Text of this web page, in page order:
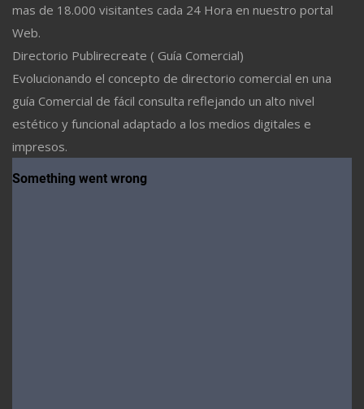
mas de 18.000 visitantes cada 24 Hora en nuestro portal
Web.
Directorio Publirecreate ( Guía Comercial)
Evolucionando el concepto de directorio comercial en una
guía Comercial de fácil consulta reflejando un alto nivel
estético y funcional adaptado a los medios digitales e
impresos.